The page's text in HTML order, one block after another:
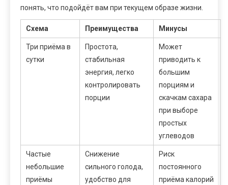
понять, что подойдёт вам при текущем образе жизни.
Схема Преимущества Минусы
Три приёма в
сутки
Простота,
стабильная
энергия, легко
контролировать
порции
Может
приводить к
большим
порциям и
скачкам сахара
при выборе
простых
углеводов
Частые
небольшие
приёмы
Снижение
сильного голода,
удобство для
Риск
постоянного
приёма калорий